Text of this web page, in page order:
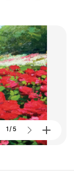
과장
70주년 기념
생명주간 축제
1 / 5